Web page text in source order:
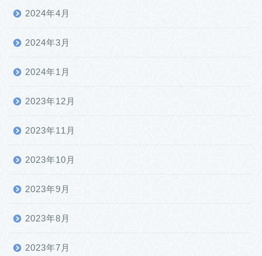
2024年4月
2024年3月
2024年1月
2023年12月
2023年11月
2023年10月
2023年9月
2023年8月
2023年7月